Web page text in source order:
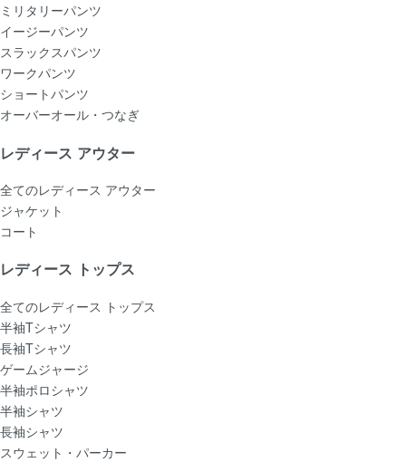
ミリタリーパンツ
イージーパンツ
スラックスパンツ
ワークパンツ
ショートパンツ
オーバーオール・つなぎ
レディース アウター
全てのレディース アウター
ジャケット
コート
レディース トップス
全てのレディース トップス
半袖Tシャツ
長袖Tシャツ
ゲームジャージ
半袖ポロシャツ
半袖シャツ
長袖シャツ
スウェット・パーカー